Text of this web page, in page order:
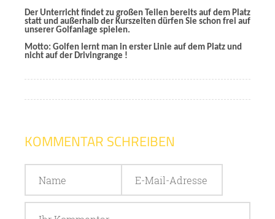
Der Unterricht findet zu großen Teilen bereits auf dem Platz
statt und außerhalb der Kurszeiten dürfen Sie schon frei auf
unserer Golfanlage spielen.
Motto: Golfen lernt man in erster Linie auf dem Platz und
nicht auf der Drivingrange !
KOMMENTAR SCHREIBEN